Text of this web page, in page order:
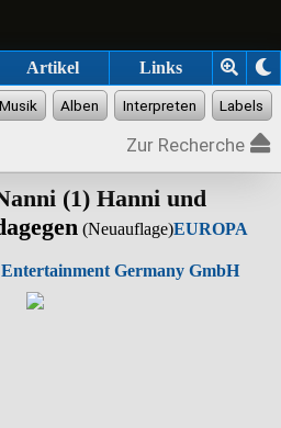
Artikel Links
Zur Recherche
(1) Hanni und
(Neuauflage)EUROPA
Germany GmbH